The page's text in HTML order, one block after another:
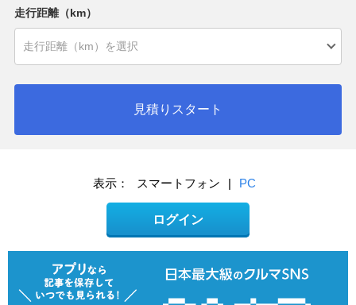
走行距離（km）
見積りスタート
表示： スマートフォン PC
ログイン